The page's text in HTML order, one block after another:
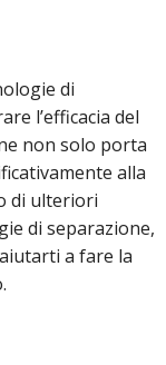
di
l’efficacia del
non solo porta
alla
di ulteriori
di separazione,
a fare la